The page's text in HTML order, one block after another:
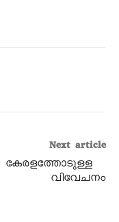
Next article
കേരളത്തോടുള്ള
വിവേചനം